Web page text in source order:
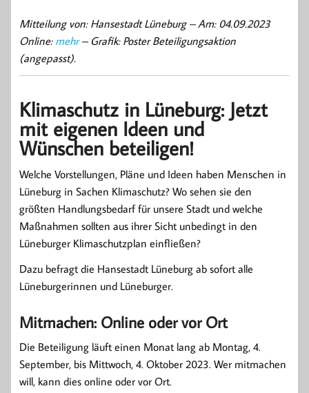
Mitteilung von: Hansestadt Lüneburg –Am: 04.09.2023
Online: mehr– Grafik: Poster Beteiligungsaktion
(angepasst).
Klimaschutz in Lüneburg: Jetzt
mit eigenen Ideen und
Wünschen beteiligen!
Welche Vorstellungen, Pläne und Ideen haben Menschen in
Lüneburg in Sachen Klimaschutz? Wo sehen sie den
größten Handlungsbedarf für unsere Stadt und welche
Maßnahmen sollten aus ihrer Sicht unbedingt in den
Lüneburger Klimaschutzplan einfließen?
Dazu befragt die Hansestadt Lüneburg ab sofort alle
Lüneburgerinnen und Lüneburger.
Mitmachen: Online oder vor Ort
Die Beteiligung läuft einen Monat lang ab Montag, 4.
September, bis Mittwoch, 4. Oktober 2023. Wer mitmachen
will, kann dies online oder vor Ort.